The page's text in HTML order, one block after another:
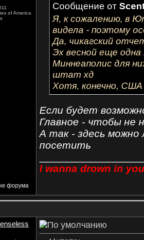
of America
Сообщение от
Я, к сожалению, в
видела - поэтому
Да, чикагский
Эх весной еще одна
Миннеаполис для
штат хд
Хотя, конечно, США
Если будет
Главное - чтобы не
А так - здесь
посетить
I wanna drown in